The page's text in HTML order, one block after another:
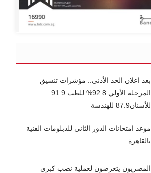
بعد اعلان الحد الأدنى.. مؤشرات تنسيق
المرحلة الأولي 92.8% للطب 91.9
للأسنان87.9 للهندسة
موعد امتحانات الدور الثاني للدبلومات الفنية
بالقاهرة
المصريون يتعرضون لعملية نصب كبرى